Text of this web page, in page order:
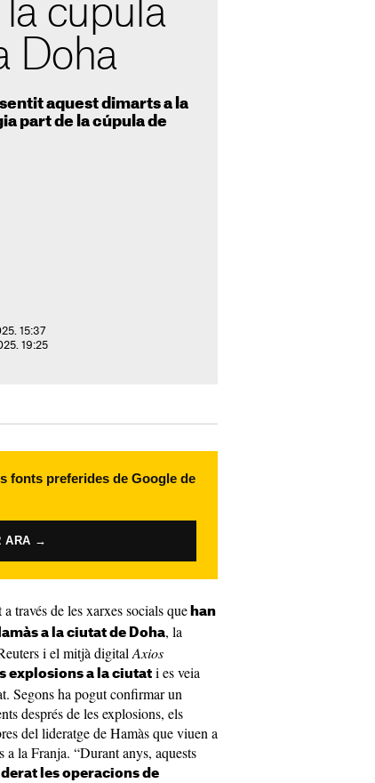
la cúpula
Doha
aquest dimarts a la
part de la cúpula de
15:37
19:25
fonts preferides de Google de
ARA →
través de les xarxes socials que han
a la ciutat de Doha, la
i el mitjà digital Axios
explosions a la ciutat i es veia
Segons ha pogut confirmar un
després de les explosions, els
del lideratge de Hamàs que viuen a
a la Franja. “Durant anys, aquests
les operacions de